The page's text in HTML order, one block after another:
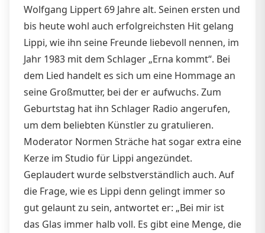
Wolfgang Lippert 69 Jahre alt. Seinen ersten und
bis heute wohl auch erfolgreichsten Hit gelang
Lippi, wie ihn seine Freunde liebevoll nennen, im
Jahr 1983 mit dem Schlager „Erna kommt“. Bei
dem Lied handelt es sich um eine Hommage an
seine Großmutter, bei der er aufwuchs. Zum
Geburtstag hat ihn Schlager Radio angerufen,
um dem beliebten Künstler zu gratulieren.
Moderator Normen Sträche hat sogar extra eine
Kerze im Studio für Lippi angezündet.
Geplaudert wurde selbstverständlich auch. Auf
die Frage, wie es Lippi denn gelingt immer so
gut gelaunt zu sein, antwortet er: „Bei mir ist
das Glas immer halb voll. Es gibt eine Menge, die